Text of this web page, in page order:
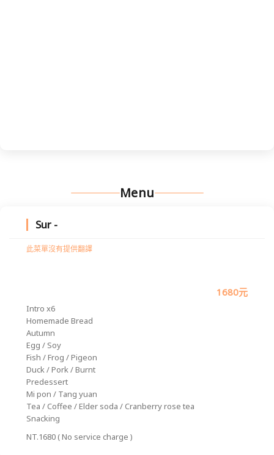
Menu
Sur -
此菜單沒有提供翻譯
1680元
Intro x6
Homemade Bread
Autumn
Egg / Soy
Fish / Frog / Pigeon
Duck / Pork / Burnt
Predessert
Mi pon / Tang yuan
Tea / Coffee / Elder soda / Cranberry rose tea
Snacking
NT.1680 ( No service charge )